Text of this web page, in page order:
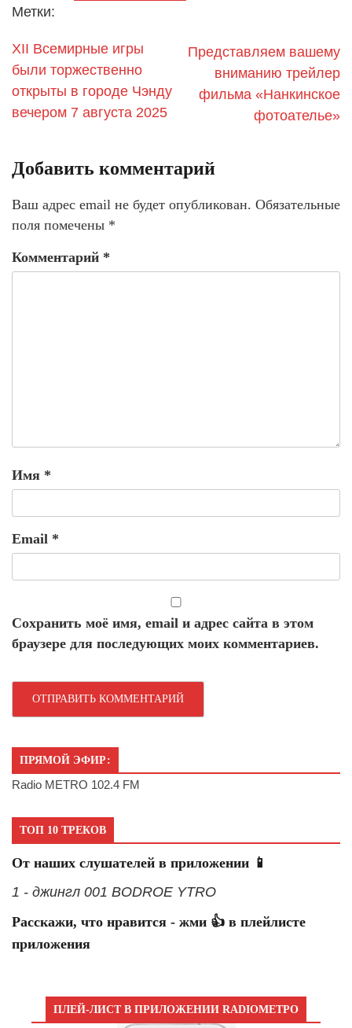
Метки:
XII Всемирные игры
были торжественно
открыты в городе Чэнду
вечером 7 августа 2025
Представляем вашему
вниманию трейлер
фильма «Нанкинское
фотоателье»
Добавить комментарий
Ваш адрес email не будет опубликован. Обязательные
поля помечены *
Комментарий *
Имя *
Email *
Сохранить моё имя, email и адрес сайта в этом
браузере для последующих моих комментариев.
ПРЯМОЙ ЭФИР:
Radio METRO 102.4 FM
ТОП 10 ТРЕКОВ
От наших слушателей в приложении 📱
1 - джингл 001 BODROE YTRO
Расскажи, что нравится - жми 👍 в плейлисте
приложения
ПЛЕЙ-ЛИСТ В ПРИЛОЖЕНИИ RADIOМЕТРО